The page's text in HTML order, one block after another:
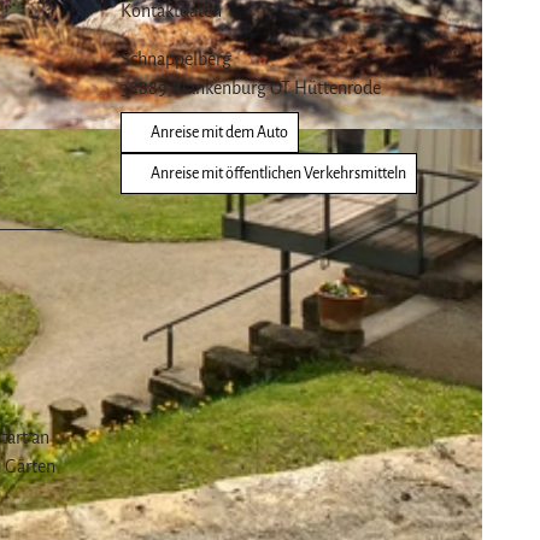
CC-BY
an
Gärten
Kontaktdaten
Schnappelberg
38889Blankenburg OT Hüttenrode
Anreise mit dem Auto
Anreise mit öffentlichen Verkehrsmitteln